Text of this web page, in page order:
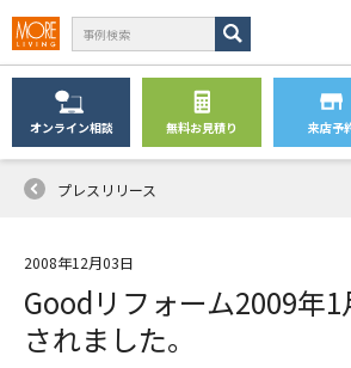
オンライン相談 無料お見積り 来店予
プレスリリース
2008年12月03日
Goodリフォーム2009年
されました。